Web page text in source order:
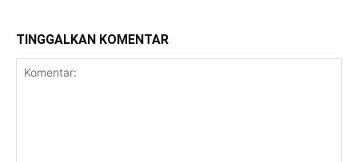
TINGGALKAN KOMENTAR